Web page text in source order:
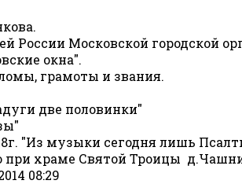
России Московской городской
окна".
грамоты и звания.
две половинки"
"Из музыки сегодня лишь
при храме Святой Троицы
08:29